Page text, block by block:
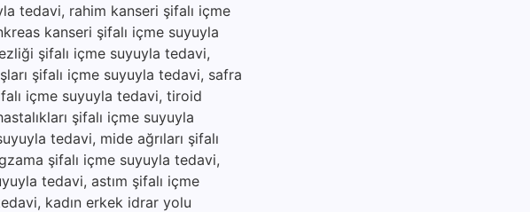
tedavi, rahim kanseri şifalı içme
kanseri şifalı içme suyuyla
şifalı içme suyuyla tedavi,
şifalı içme suyuyla tedavi, safra
içme suyuyla tedavi, tiroid
şifalı içme suyuyla
tedavi, mide ağrıları şifalı
şifalı içme suyuyla tedavi,
tedavi, astım şifalı içme
kadın erkek idrar yolu